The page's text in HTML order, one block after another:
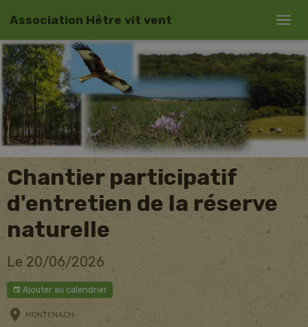
Association Hêtre vit vent
Chantier participatif
d'entretien de la réserve
naturelle
Le 20/06/2026
Ajouter au calendrier
MONTENACH